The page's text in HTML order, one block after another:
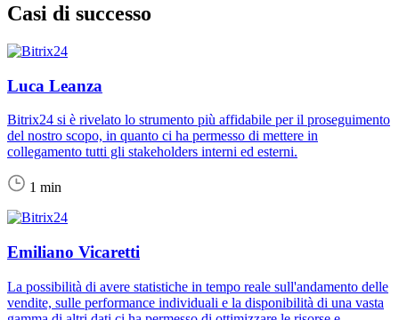
Casi di successo
Luca Leanza
Bitrix24 si è rivelato lo strumento più affidabile per il proseguimento
del nostro scopo, in quanto ci ha permesso di mettere in
collegamento tutti gli stakeholders interni ed esterni.
1 min
Emiliano Vicaretti
La possibilità di avere statistiche in tempo reale sull'andamento delle
vendite, sulle performance individuali e la disponibilità di una vasta